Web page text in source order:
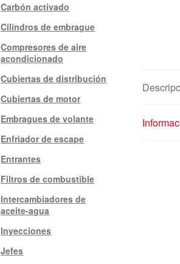
Carbón activado
Cilindros de embrague
Compresores de aire
acondicionado
Cubiertas de distribución
Cubiertas de motor
Embragues de volante
Enfriador de escape
Entrantes
Filtros de combustible
Intercambiadores de
aceite-agua
Inyecciones
Jefes